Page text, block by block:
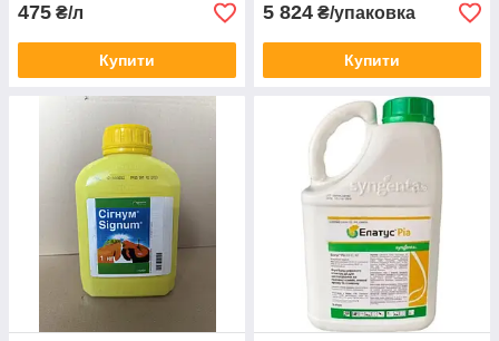
475 ₴/л
Купити
5 824 ₴/упаковка
Купити